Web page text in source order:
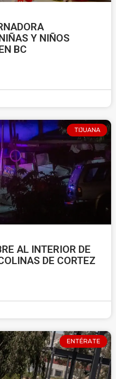
Y NIÑOS
BC
TIJUANA
AL INTERIOR DE
DE CORTEZ
ENTÉRATE